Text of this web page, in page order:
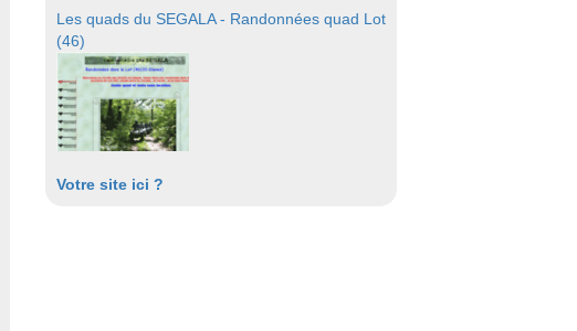
Les quads du SEGALA - Randonnées quad Lot
(46)
Votre site ici ?